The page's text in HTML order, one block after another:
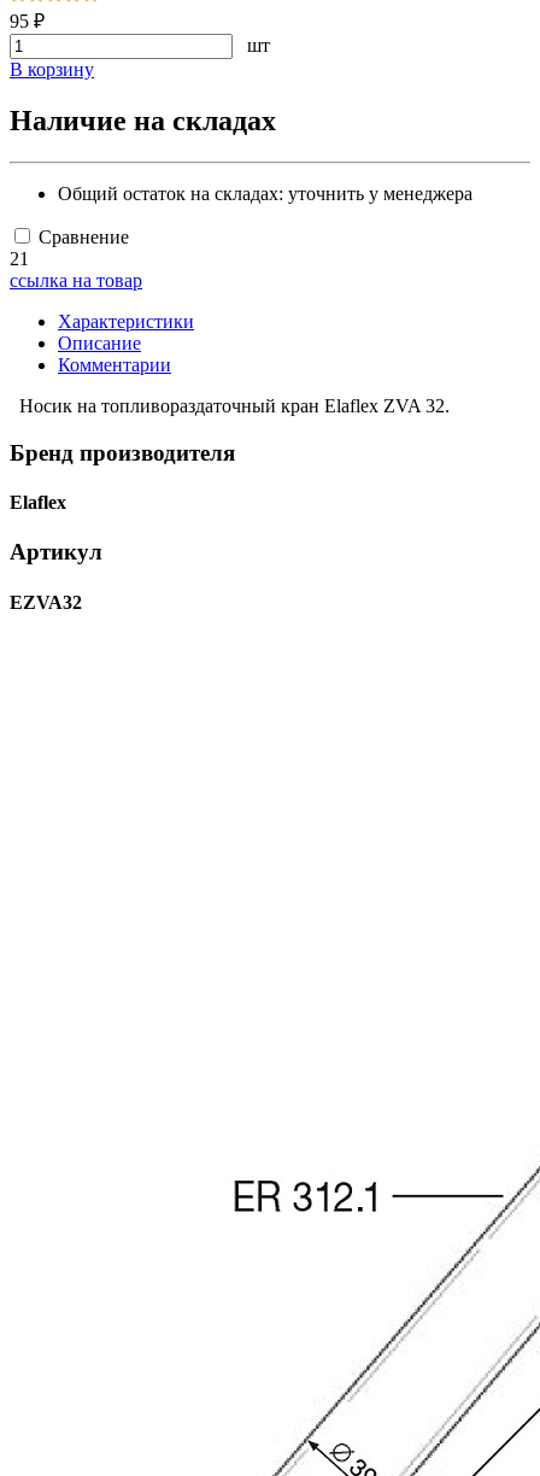
95 ₽
шт
В корзину
Наличие на складах
Общий остаток на складах: уточнить у менеджера
Сравнение
21
ссылка на товар
Характеристики
Описание
Комментарии
Носик на топливораздаточный кран Elaflex ZVA 32.
Бренд производителя
Elaflex
Артикул
EZVA32